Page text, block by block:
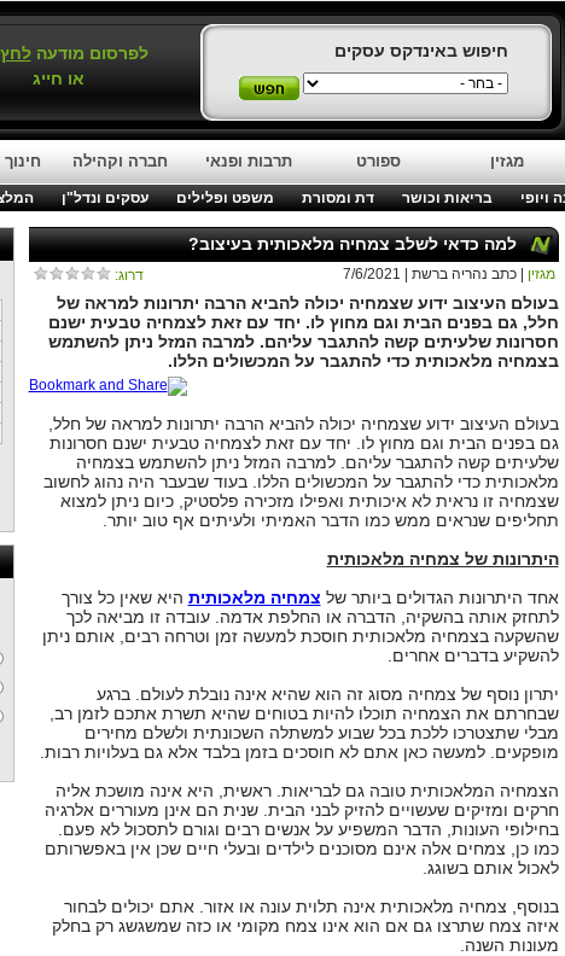
חיפוש באינדקס עסקים לפרסום מודעה
או חייג
מגזין ספורט תרבות ופנאי חברה וקהילה חינוך
ויופי בריאות וכושר דת ומסורת משפט ופלילים עסקים ונדל"ן
למה כדאי לשלב צמחיה מלאכותית בעיצוב?
דרוג: מגזין | כתב נהריה ברשת | 7/6/2021
בעולם העיצוב ידוע שצמחיה יכולה להביא הרבה יתרונות למראה של
חלל, גם בפנים הבית וגם מחוץ לו. יחד עם זאת לצמחיה טבעית ישנם
חסרונות שלעיתים קשה להתגבר עליהם. למרבה המזל ניתן להשתמש
בצמחיה מלאכותית כדי להתגבר על המכשולים הללו.
בעולם העיצוב ידוע שצמחיה יכולה להביא הרבה יתרונות למראה של חלל,
גם בפנים הבית וגם מחוץ לו. יחד עם זאת לצמחיה טבעית ישנם חסרונות
שלעיתים קשה להתגבר עליהם. למרבה המזל ניתן להשתמש בצמחיה
מלאכותית כדי להתגבר על המכשולים הללו. בעוד שבעבר היה נהוג לחשוב
שצמחיה זו נראית לא איכותית ואפילו מזכירה פלסטיק, כיום ניתן למצוא
תחליפים שנראים ממש כמו הדבר האמיתי ולעיתים אף טוב יותר.
היתרונות של צמחיה מלאכותית
אחד היתרונות הגדולים ביותר של צמחיה מלאכותית היא שאין כל צורך
לתחזק אותה בהשקיה, הדברה או החלפת אדמה. עובדה זו מביאה לכך
שהשקעה בצמחיה מלאכותית חוסכת למעשה זמן וטרחה רבים, אותם ניתן
להשקיע בדברים אחרים.
יתרון נוסף של צמחיה מסוג זה הוא שהיא אינה נובלת לעולם. ברגע
שבחרתם את הצמחיה תוכלו להיות בטוחים שהיא תשרת אתכם לזמן רב,
מבלי שתצטרכו ללכת בכל שבוע למשתלה השכונתית ולשלם מחירים
מופקעים. למעשה כאן אתם לא חוסכים בזמן בלבד אלא גם בעלויות רבות.
הצמחיה המלאכותית טובה גם לבריאות. ראשית, היא אינה מושכת אליה
חרקים ומזיקים שעשויים להזיק לבני הבית. שנית הם אינן מעוררים אלרגיה
בחילופי העונות, הדבר המשפיע על אנשים רבים וגורם לתסכול לא פעם.
כמו כן, צמחים אלה אינם מסוכנים לילדים ובעלי חיים שכן אין באפשרותם
לאכול אותם בשוגג.
בנוסף, צמחיה מלאכותית אינה תלוית עונה או אזור. אתם יכולים לבחור
איזה צמח שתרצו גם אם הוא אינו צמח מקומי או כזה שמשגשג רק בחלק
מעונות השנה.